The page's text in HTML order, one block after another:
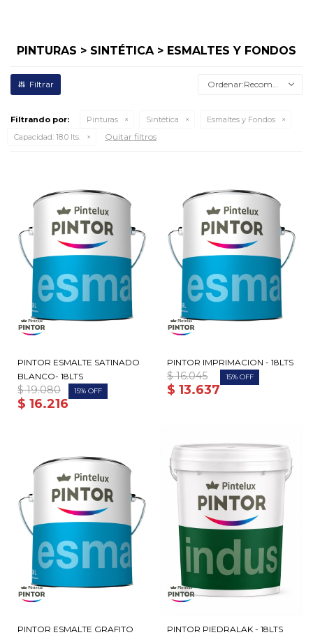
PINTURAS > SINTÉTICA > ESMALTES Y FONDOS
Recomendados
Filtrando por: Pinturas Sintética
Esmaltes y Fondos
Capacidad: 18.0 lts. Quitar filtros
PINTOR ESMALTE SATINADO
BLANCO- 18LTS
$ 16.216
$ 19.080 15
PINTOR IMPRIMACION - 18LTS
$ 13.637
$ 16.045 15
PINTOR ESMALTE GRAFITO
PINTOR PIEDRALAK - 18LTS